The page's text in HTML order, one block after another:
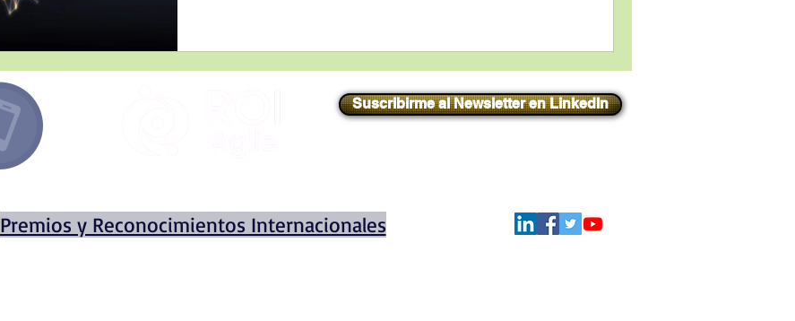
Suscribirme al Newsletter en LinkedIn
Premios y Reconocimientos Internacionales